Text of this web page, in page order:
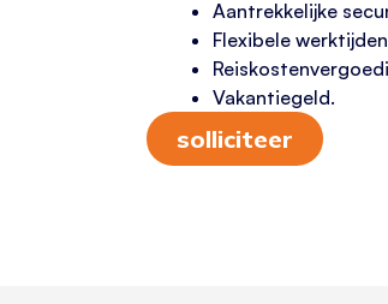
Aantrekkelijke
Flexibele
Vakantiegeld.
solliciteer